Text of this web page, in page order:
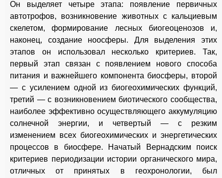
Он выделяет четыре этапа: появление первичных
автотрофов, возникновение животных с кальциевым
скелетом, формирование лесных биогеоценозов и,
наконец, создание ноосферы. Для выделения этих
этапов он использовал несколько критериев. Так,
первый этап связан с появлением нового способа
питания и важнейшего компонента биосферы, второй
— с усилением одной из биогеохимических функций,
третий — с возникновением биотического сообщества,
наиболее эффективно осуществляющего аккумуляцию
солнечной энергии, и четвертый — с резким
изменением всех биогеохимических и энергетических
процессов в биосфере. Начатый Вернадским поиск
критериев периодизации истории органического мира,
отличных от принятых в геохронологии, был